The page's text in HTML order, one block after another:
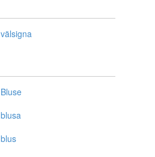
välsigna
Bluse
blusa
blus